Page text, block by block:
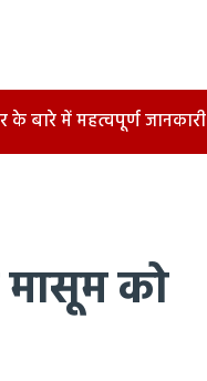
के बारे में महत्वपूर्ण जानकारी
को